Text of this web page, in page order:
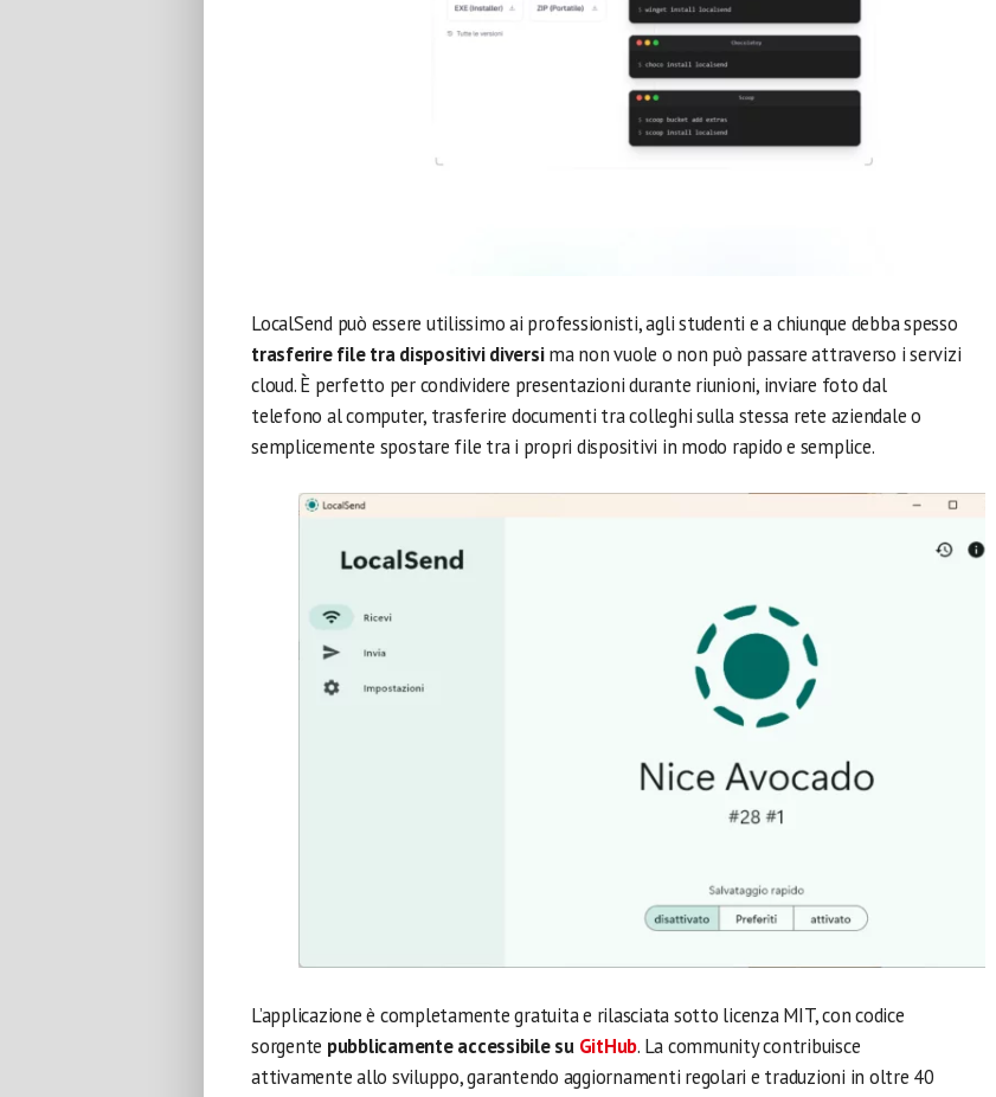
LocalSend può essere utilissimo ai professionisti, agli studenti e a chiunque debba spesso
trasferire file tra dispositivi diversima non vuole o non può passare attraverso i servizi
cloud. È perfetto per condividere presentazioni durante riunioni, inviare foto dal
telefono al computer, trasferire documenti tra colleghi sulla stessa rete aziendale o
semplicemente spostare file tra i propri dispositivi in modo rapido e semplice.
L’applicazione è completamente gratuita e rilasciata sotto licenza MIT, con codice
sorgente pubblicamente accessibile su GitHub. La community contribuisce
attivamente allo sviluppo, garantendo aggiornamenti regolari e traduzioni in oltre 40